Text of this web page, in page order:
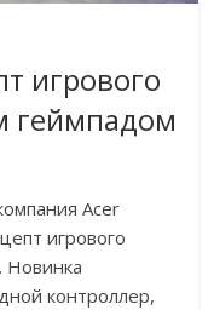
игрового
геймпадом
Acer
игрового
Новинка
контроллер,